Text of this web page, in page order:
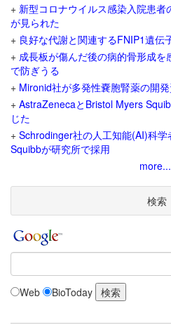
+ 新型コロナウイルス感染入院患
が見られた
+ 良好な代謝と関連するFNIP1遺伝
+ 成長板が傷んだ後の病的骨形成
で防ぎうる
+ Mironid社が多発性嚢胞腎薬の開
+ AstraZenecaとBristol Myers
じた
+ Schrodinger社の人工知能(AI)科
Squibbが研究所で採用
more...
検索
Web BioToday